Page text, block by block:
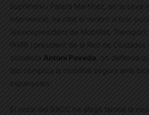
suprimeixi i Parera Martínez, en la seva
intervenció, ha citat el recent article
l’exvicepresident de Mobilitat,
l’AMB i president de la Red de Ciudades
socialista Antoni Poveda, on defensa
bici complica la mobilitat segura amb
espanyoles.
El vocal del BACC ha afegit també la